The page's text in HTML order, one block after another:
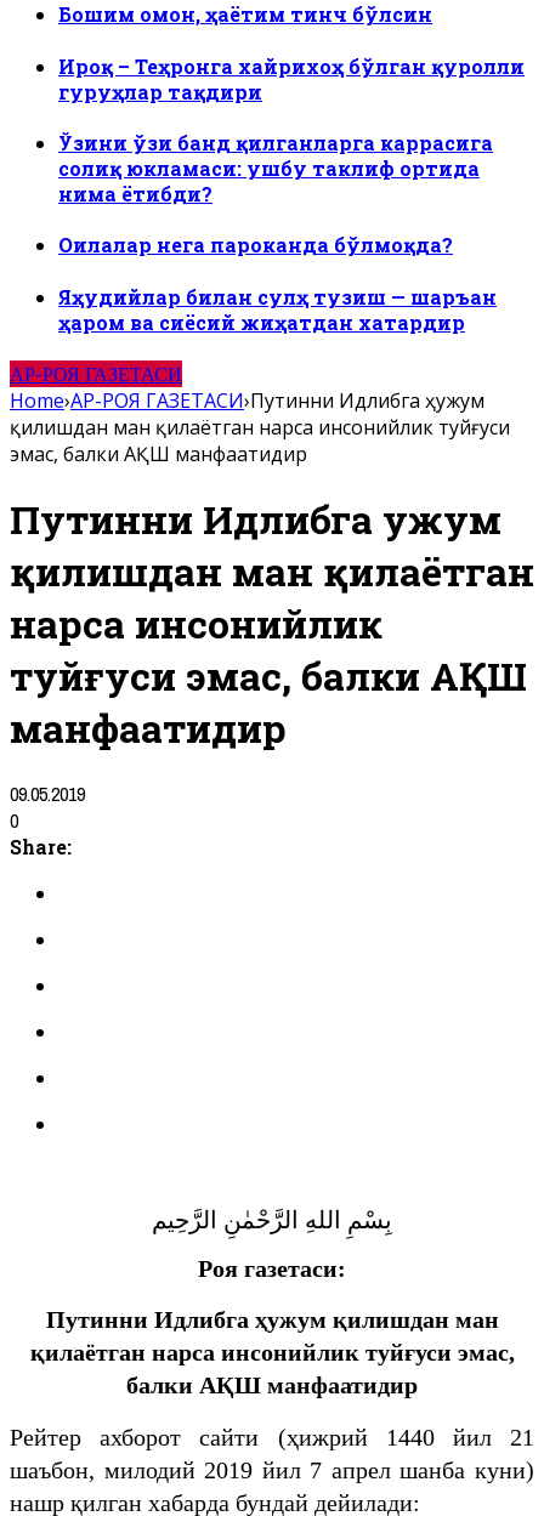
Бошим омон, ҳаётим тинч бўлсин
Ироқ – Теҳронга хайрихоҳ бўлган қуролли
гуруҳлар тақдири
Ўзини ўзи банд қилганларга каррасига
солиқ юкламаси: ушбу таклиф ортида
нима ётибди?
Оилалар нега пароканда бўлмоқда?
Яҳудийлар билан сулҳ тузиш — шаръан
ҳаром ва сиёсий жиҳатдан хатардир
АР-РОЯ ГАЗЕТАСИ
Home›АР-РОЯ ГАЗЕТАСИ›Путинни Идлибга ҳужум
қилишдан ман қилаётган нарса инсонийлик туйғуси
эмас, балки АҚШ манфаатидир
Путинни Идлибга ҳужум
қилишдан ман қилаётган
нарса инсонийлик
туйғуси эмас, балки АҚШ
манфаатидир
09.05.2019
0
Share:
بِسْمِ اللهِ الرَّحْمٰنِ الرَّحِيم
Роя газетаси:
Путинни Идлибга ҳужум қилишдан ман
қилаётган нарса инсонийлик туйғуси эмас,
балки АҚШ манфаатидир
Рейтер ахборот сайти (ҳижрий 1440 йил 21
шаъбон, милодий 2019 йил 7 апрел шанба куни)
нашр қилган хабарда бундай дейилади: